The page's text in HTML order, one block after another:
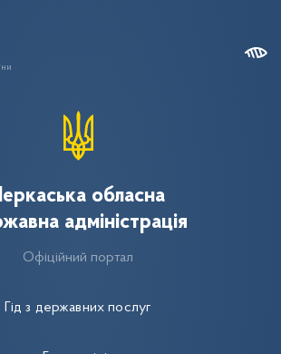
Гід з державних послуг
обласна
адміністрація
Офіційний портал